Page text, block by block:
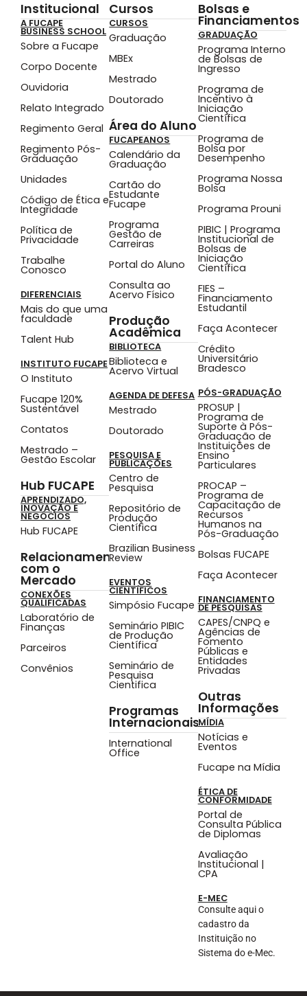
Institucional
A FUCAPE
BUSINESS SCHOOL
Sobre a Fucape
Corpo Docente
Ouvidoria
Relato Integrado
Regimento Geral
Regimento Pós-
Graduação
Unidades
Código de Ética e
Integridade
Política de
Privacidade
Trabalhe
Conosco
DIFERENCIAIS
Mais do que uma
faculdade
Talent Hub
INSTITUTO FUCAPE
O Instituto
Fucape 120%
Sustentável
Contatos
Mestrado –
Gestão Escolar
Hub FUCAPE
APRENDIZADO,
INOVAÇÃO E
NEGÓCIOS
Hub FUCAPE
Relacionamento
com o
Mercado
CONEXÕES
QUALIFICADAS
Laboratório de
Finanças
Parceiros
Convênios
Cursos
CURSOS
Graduação
MBEx
Mestrado
Doutorado
Área do Aluno
FUCAPEANOS
Calendário da
Graduação
Cartão do
Estudante
Fucape
Programa
Gestão de
Carreiras
Portal do Aluno
Consulta ao
Acervo Físico
Produção
Acadêmica
BIBLIOTECA
Biblioteca e
Acervo Virtual
AGENDA DE DEFESA
Mestrado
Doutorado
PESQUISA E
PUBLICAÇÕES
Centro de
Pesquisa
Repositório de
Produção
Científica
Brazilian Business
Review
EVENTOS
CIENTÍFICOS
Simpósio Fucape
Seminário PIBIC
de Produção
Científica
Seminário de
Pesquisa
Cientifica
Programas
Internacionais
International
Office
Bolsas e
Financiamentos
GRADUAÇÃO
Programa Interno
de Bolsas de
Ingresso
Programa de
Incentivo à
Iniciação
Científica
Programa de
Bolsa por
Desempenho
Programa Nossa
Bolsa
Programa Prouni
PIBIC | Programa
Institucional de
Bolsas de
Iniciação
Científica
FIES –
Financiamento
Estudantil
Faça Acontecer
Crédito
Universitário
Bradesco
PÓS-GRADUAÇÃO
PROSUP |
Programa de
Suporte à Pós-
Graduação de
Instituições de
Ensino
Particulares
PROCAP –
Programa de
Capacitação de
Recursos
Humanos na
Pós-Graduação
Bolsas FUCAPE
Faça Acontecer
FINANCIAMENTO
DE PESQUISAS
CAPES/CNPQ e
Agências de
Fomento
Públicas e
Entidades
Privadas
Outras
Informações
MÍDIA
Notícias e
Eventos
Fucape na Mídia
ÉTICA DE
CONFORMIDADE
Portal de
Consulta Pública
de Diplomas
Avaliação
Institucional |
CPA
E-MEC
Consulte aqui o
cadastro da
Instituição no
Sistema do e-Mec.